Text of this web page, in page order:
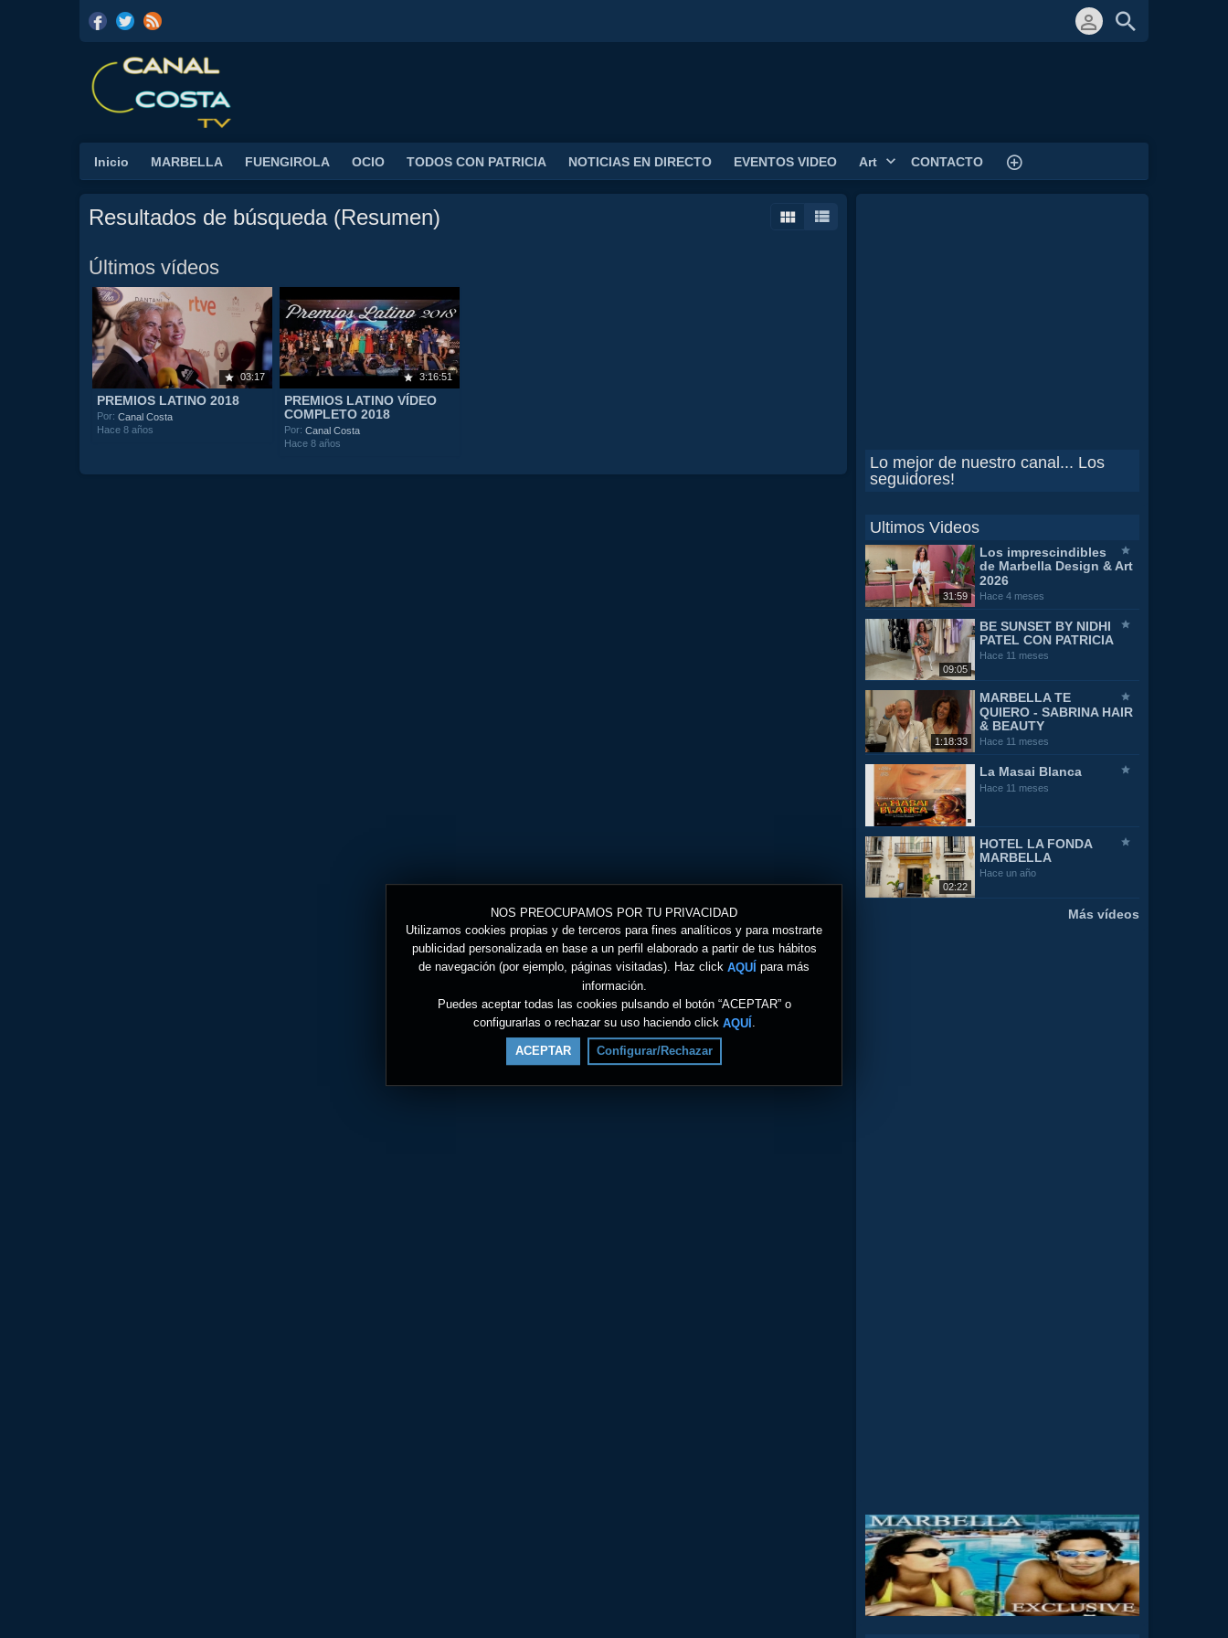
NOS PREOCUPAMOS POR TU PRIVACIDAD
Utilizamos cookies propias y de terceros para fines analíticos y para mostrarte
publicidad personalizada en base a un perfil elaborado a partir de tus hábitos
de navegación (por ejemplo, páginas visitadas). Haz click AQUÍ para más
información.
Puedes aceptar todas las cookies pulsando el botón “ACEPTAR” o
configurarlas o rechazar su uso haciendo click AQUÍ
ACEPTAR Configurar/Rechazar
Inicio MARBELLA FUENGIROLA OCIO TODOS CON PATRICIA NOTICIAS EN DIRECTO EVENTOS VIDEO Art CONTACTO
Resultados de búsqueda (Resumen)
Últimos vídeos
03:17
PREMIOS LATINO 2018
Por:Canal Costa
Hace 8 años
3:16:51
PREMIOS LATINO VÍDEO
COMPLETO 2018
Por:Canal Costa
Hace 8 años
Lo mejor de nuestro canal... Los
seguidores!
Ultimos Videos
31:59
Los imprescindibles
de Marbella Design & Art
2026
Hace 4 meses
09:05
BE SUNSET BY NIDHI
PATEL CON PATRICIA
Hace 11 meses
1:18:33
MARBELLA TE
QUIERO - SABRINA HAIR
& BEAUTY
Hace 11 meses
La Masai Blanca
Hace 11 meses
02:22
HOTEL LA FONDA
MARBELLA
Hace un año
Más vídeos